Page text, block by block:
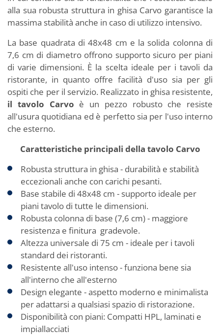
alla sua robusta struttura in ghisa Carvo garantisce la
massima stabilità anche in caso di utilizzo intensivo.
La base quadrata di 48x48 cm e la solida colonna di
7,6 cm di diametro offrono supporto sicuro per piani
di varie dimensioni. È la scelta ideale per i tavoli da
ristorante, in quanto offre facilità d'uso sia per gli
ospiti che per il servizio. Realizzato in ghisa resistente,
il tavolo Carvo è un pezzo robusto che resiste
all'usura quotidiana ed è perfetto sia per l'uso interno
che esterno.
Caratteristiche principali della tavolo Carvo
Robusta struttura in ghisa - durabilità e stabilità
eccezionali anche con carichi pesanti.
Base stabile di 48x48 cm - supporto ideale per
piani tavolo di tutte le dimensioni.
Robusta colonna di base (7,6 cm) - maggiore
resistenza e finitura gradevole.
Altezza universale di 75 cm - ideale per i tavoli
standard dei ristoranti.
Resistente all'uso intenso - funziona bene sia
all'interno che all'esterno
Design elegante - aspetto moderno e minimalista
per adattarsi a qualsiasi spazio di ristorazione.
Disponibilità con piani: Compatti HPL, laminati e
impiallacciati